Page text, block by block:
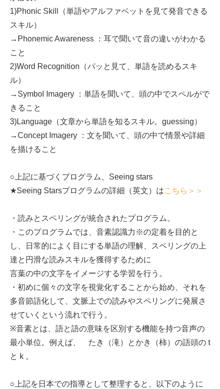
1)Phonic Skill（単語やアルファベットを見て発音できる
スキル）
→Phonemic Awareness ：耳で聞いて音の違いがわかる
こと
2)Word Recognition（パッと見て、単語を読めるスキ
ル）
→Symbol Imagery ：単語を聞いて、頭の中でスペルがで
きること
3)Language（文章から単語を知るスキル。guessing）
→Concept Imagery ：文を聞いて、頭の中で情景や詳細
を描けること
○上記に基づくプログラム、Seeing stars
★Seeing Starsプログラムの詳細（英文）はこちら＞＞
・読みとスペリングが統合されたプログラム。
・このプログラムでは、音素認識力※の定着を目的と
し、日常的によく目にする単語の理解、スペリングの上
達と円滑な読みスキルを獲得するために
言葉の中の文字をイメージする学習を行う。
・初めに個々の文字を視覚化することから始め、それを
多音節語化して、文脈上での読みやスペリングに発展さ
せていくという流れで行う。
※音素とは、語と語の意味を区別する機能を持つ音声の
最小単位。例えば、 たき（滝）とかき（柿）の語頭の t
と k 。
○上記を日本での指導として整理すると、以下のように